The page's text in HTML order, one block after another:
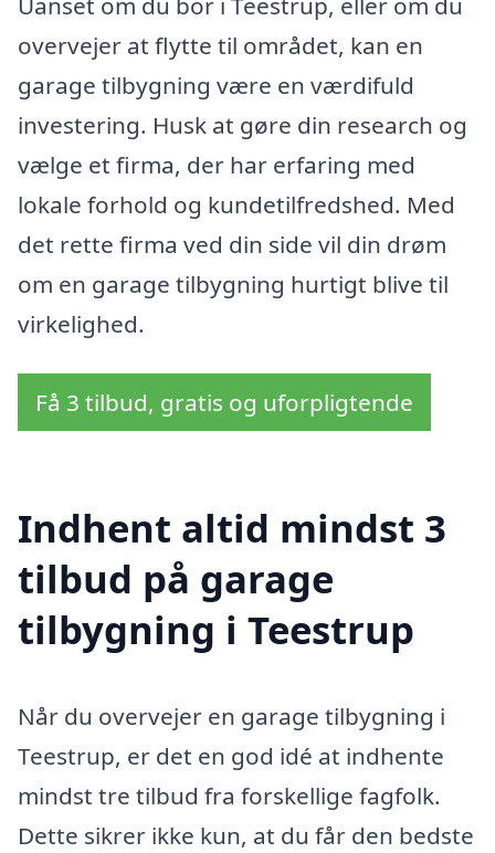
overvejer at flytte til området, kan en
garage tilbygning være en værdifuld
investering. Husk at gøre din research og
vælge et firma, der har erfaring med
lokale forhold og kundetilfredshed. Med
det rette firma ved din side vil din drøm
om en garage tilbygning hurtigt blive til
virkelighed.
Få 3 tilbud, gratis og uforpligtende
Indhent altid mindst 3
tilbud på garage
tilbygning i Teestrup
Når du overvejer en garage tilbygning i
Teestrup, er det en god idé at indhente
mindst tre tilbud fra forskellige fagfolk.
Dette sikrer ikke kun, at du får den bedste